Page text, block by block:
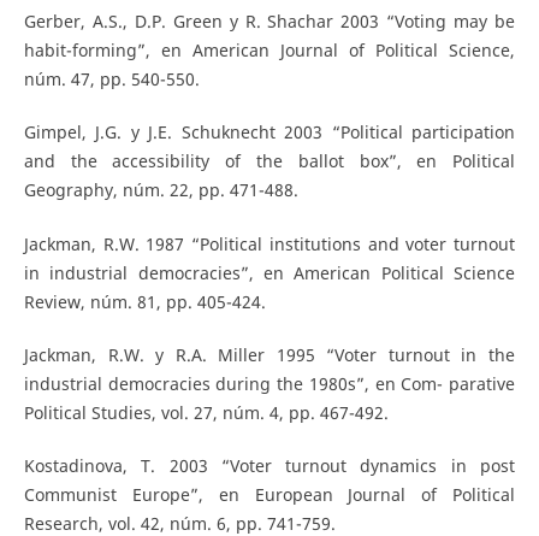
Gerber, A.S., D.P. Green y R. Shachar 2003 “Voting may be
habit-forming”, en American Journal of Political Science,
núm. 47, pp. 540-550.
Gimpel, J.G. y J.E. Schuknecht 2003 “Political participation
and the accessibility of the ballot box”, en Political
Geography, núm. 22, pp. 471-488.
Jackman, R.W. 1987 “Political institutions and voter turnout
in industrial democracies”, en American Political Science
Review, núm. 81, pp. 405-424.
Jackman, R.W. y R.A. Miller 1995 “Voter turnout in the
industrial democracies during the 1980s”, en Com- parative
Political Studies, vol. 27, núm. 4, pp. 467-492.
Kostadinova, T. 2003 “Voter turnout dynamics in post
Communist Europe”, en European Journal of Political
Research, vol. 42, núm. 6, pp. 741-759.